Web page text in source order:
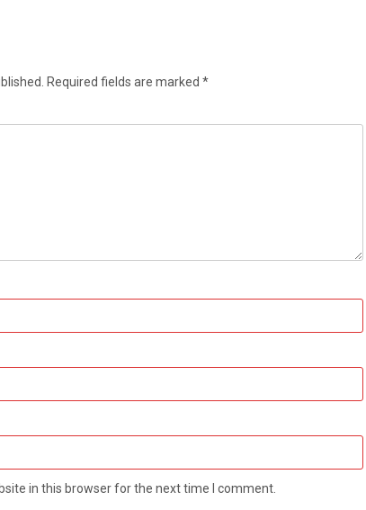
Required fields are marked *
in this browser for the next time I comment.